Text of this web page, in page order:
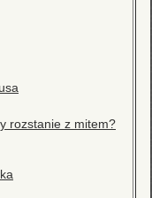
rozstanie z mitem?